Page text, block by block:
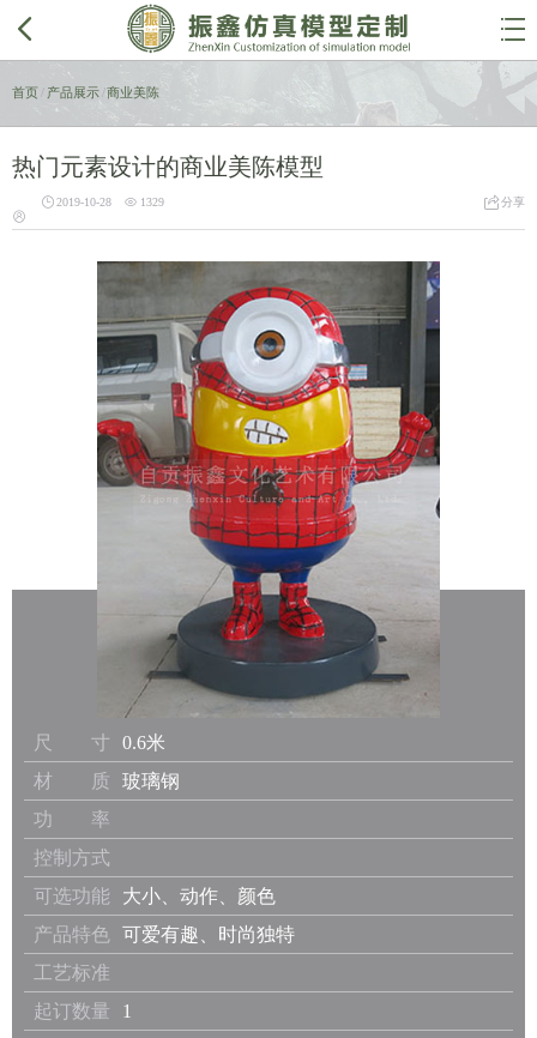
 
首页 产品展示/商业美陈
热门元素设计的商业美陈模型

 2019-10-28  1329 分享
尺 寸
0.6米
材 质
玻璃钢
功 率
控制方式
可选功能
大小、动作、颜色
产品特色
可爱有趣、时尚独特
工艺标准
起订数量
1